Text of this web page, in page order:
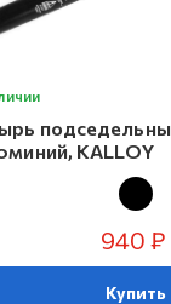
KALLOY
940 ₽
Купить